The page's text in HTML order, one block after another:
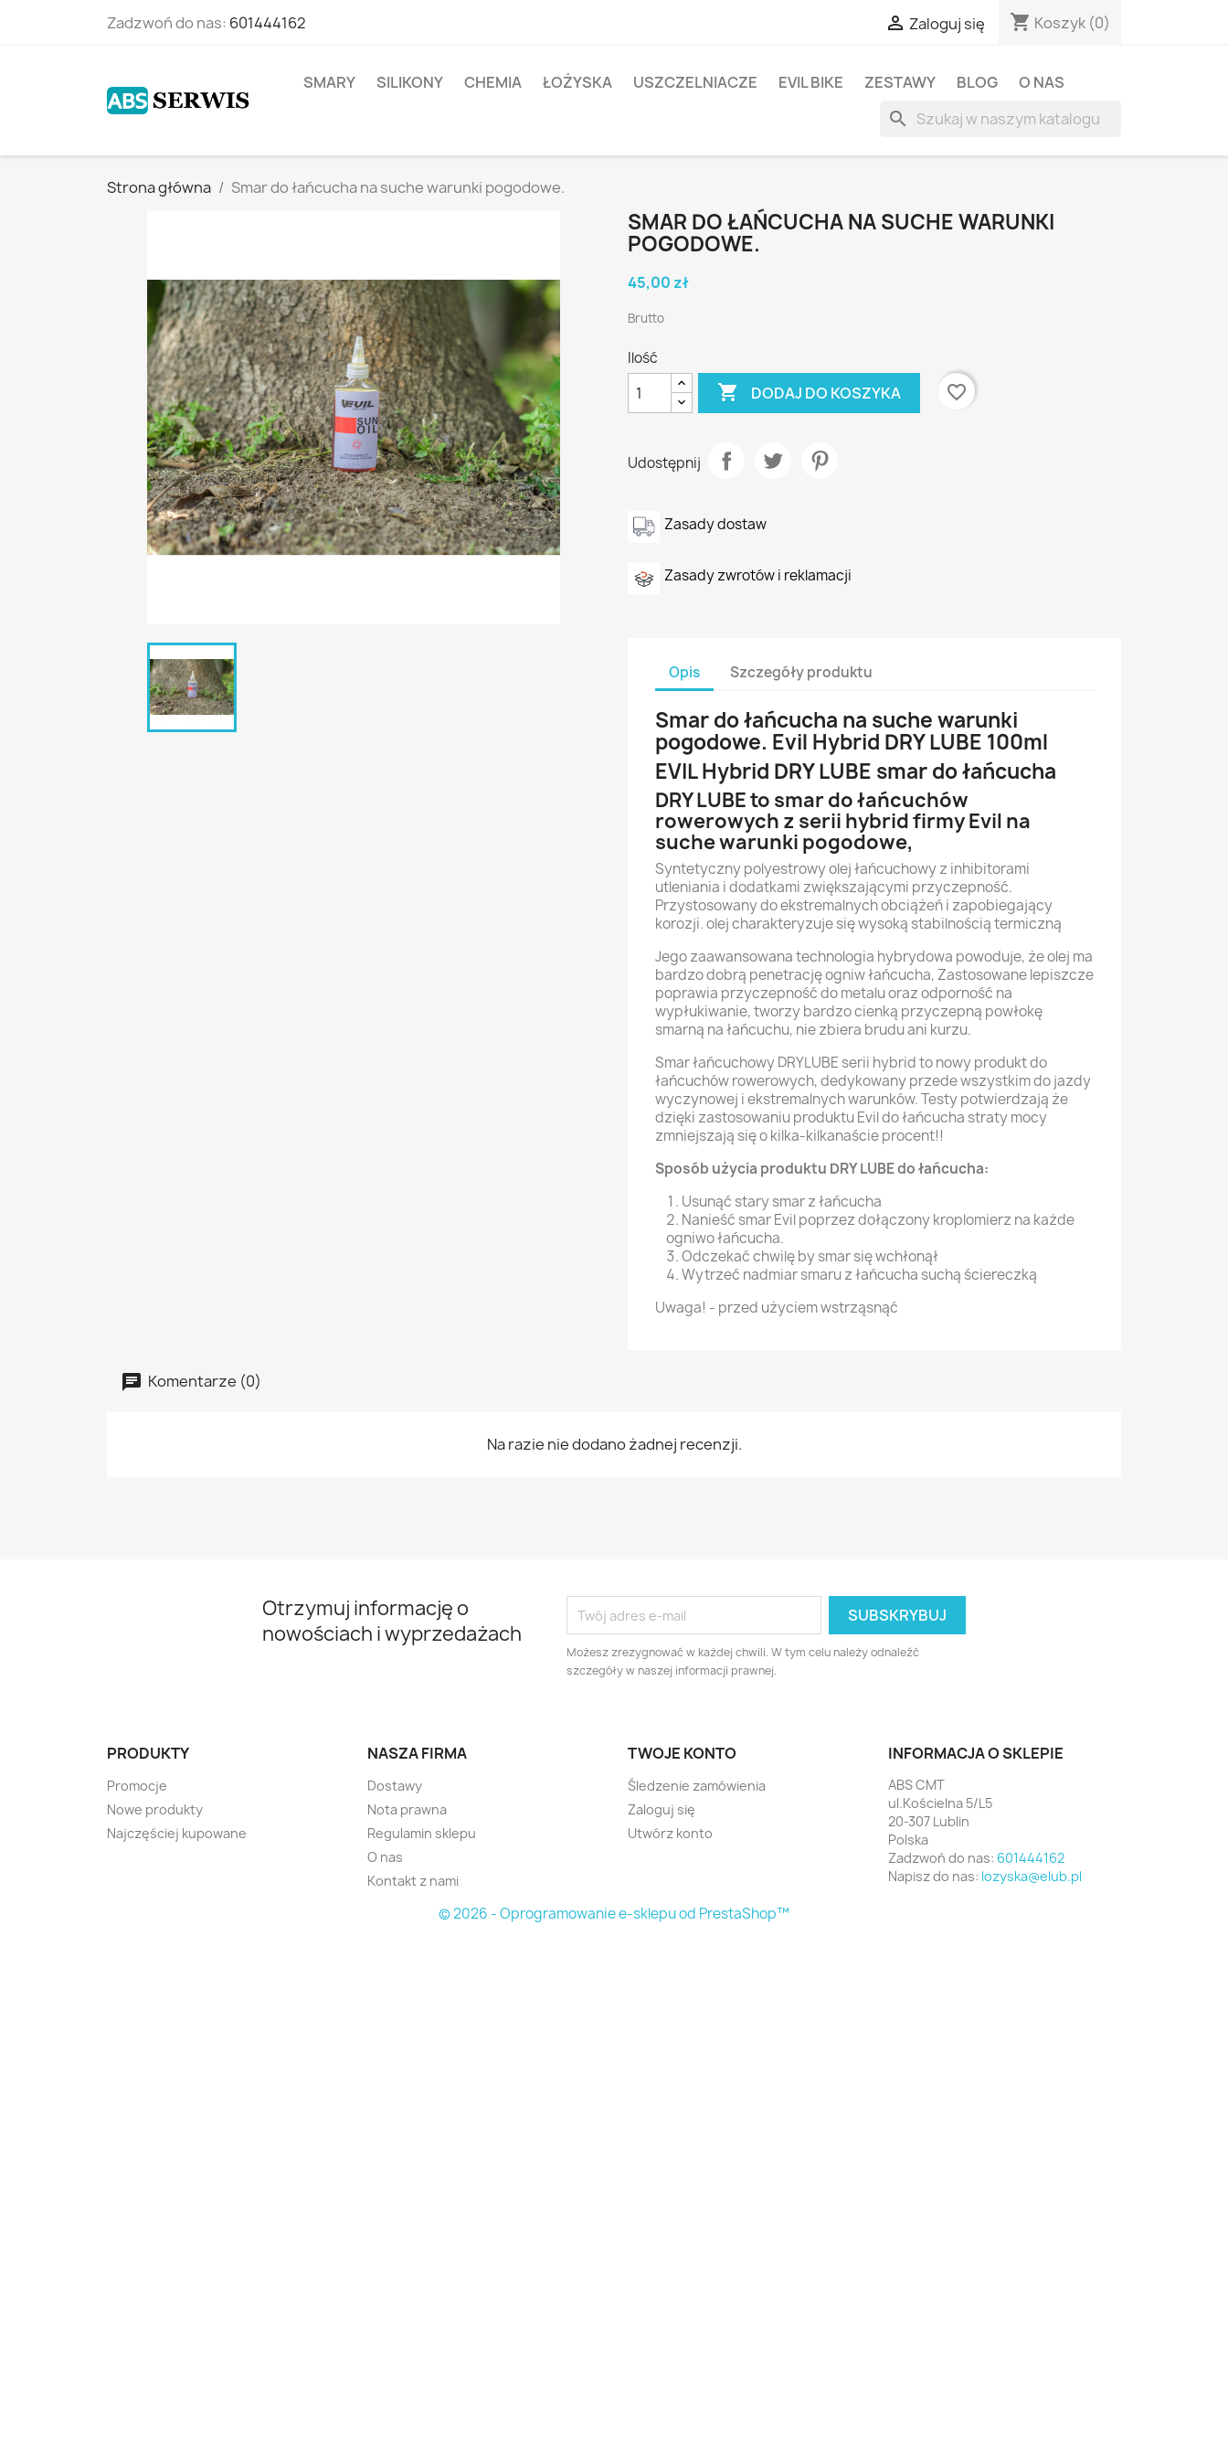
Zadzwoń do nas: 601444162  Zaloguj się shopping_cart Koszyk (0)
SMARY SILIKONY CHEMIA ŁOŻYSKA USZCZELNIACZE EVIL BIKE ZESTAWY BLOG O NAS
search
Strona główna Smar do łańcucha na suche warunki pogodowe.
SMAR DO ŁAŃCUCHA NA SUCHE WARUNKI
POGODOWE.
45,00 zł
Brutto
Ilość
 DODAJ DO KOSZYKA favorite_border
Udostępnij
Zasady dostaw
Zasady zwrotów i reklamacji
Opis Szczegóły produktu
Smar do łańcucha na suche warunki
pogodowe. Evil Hybrid DRY LUBE 100ml
EVIL Hybrid DRY LUBE smar do łańcucha
DRY LUBE to smar do łańcuchów
rowerowych z serii hybrid firmy Evil na
suche warunki pogodowe,
Syntetyczny polyestrowy olej łańcuchowy z inhibitorami
utleniania i dodatkami zwiększającymi przyczepność.
Przystosowany do ekstremalnych obciążeń i zapobiegający
korozji. olej charakteryzuje się wysoką stabilnością termiczną
Jego zaawansowana technologia hybrydowa powoduje, że olej ma
bardzo dobrą penetrację ogniw łańcucha, Zastosowane lepiszcze
poprawia przyczepność do metalu oraz odporność na
wypłukiwanie, tworzy bardzo cienką przyczepną powłokę
smarną na łańcuchu, nie zbiera brudu ani kurzu.
Smar łańcuchowy DRYLUBE serii hybrid to nowy produkt do
łańcuchów rowerowych, dedykowany przede wszystkim do jazdy
wyczynowej i ekstremalnych warunków. Testy potwierdzają że
dzięki zastosowaniu produktu Evil do łańcucha straty mocy
zmniejszają się o kilka-kilkanaście procent!!
Sposób użycia produktu DRY LUBE do łańcucha:
Usunąć stary smar z łańcucha
Nanieść smar Evil poprzez dołączony kroplomierz na każde
ogniwo łańcucha.
Odczekać chwilę by smar się wchłonął
Wytrzeć nadmiar smaru z łańcucha suchą ściereczką
Uwaga! - przed użyciem wstrząsnąć
Komentarze (0)
Na razie nie dodano żadnej recenzji.
Otrzymuj informację o
nowościach i wyprzedażach
Możesz zrezygnować w każdej chwili. W tym celu należy odnaleźć
szczegóły w naszej informacji prawnej.
PRODUKTY
Promocje
Nowe produkty
Najczęściej kupowane
NASZA FIRMA
Dostawy
Nota prawna
Regulamin sklepu
O nas
Kontakt z nami
TWOJE KONTO
Śledzenie zamówienia
Zaloguj się
Utwórz konto
INFORMACJA O SKLEPIE
ABS CMT
ul.Kościelna 5/L5
20-307 Lublin
Polska
Zadzwoń do nas: 601444162
Napisz do nas: lozyska@elub.pl
© 2026 - Oprogramowanie e-sklepu od PrestaShop™